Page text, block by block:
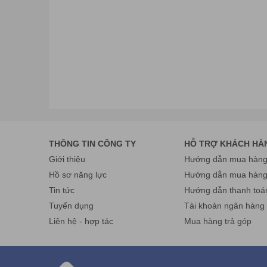
Làm săn chắc và giảm mỡ phần bụng: Tia hồng
THÔNG TIN CÔNG TY
Giới thiệu
Hồ sơ năng lực
Tin tức
Tuyển dụng
Liên hệ - hợp tác
HỖ TRỢ KHÁCH
Hướng dẫn mua
Hướng dẫn mua hàng
Hướng dẫn thanh
Tài khoản ngân hàng
Mua hàng trả góp